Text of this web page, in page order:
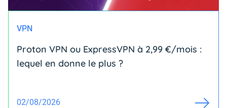
VPN
Proton VPN ou ExpressVPN à 2,99 €/mois :
lequel en donne le plus ?
02/08/2026